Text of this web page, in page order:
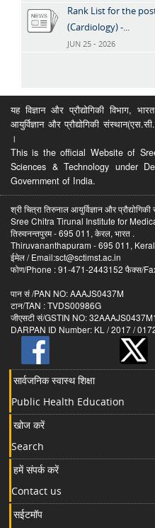
Rank List for the
(Cardiology) -...
JUN 25 - 2026
यह विज्ञान और प्रौद्योगिकी विभाग,
आयुर्विज्ञान और प्रौद्योगिकी
।
This is the official Website of
Sciences & Technology under
Government of India.
श्री चित्रा तिरुनाल आयुर्विज्ञान और
Sree Chitra Tirunal Institute for
तिरुवनन्तपुरम - 695 011, केरल, भारत .
Thiruvananthapuram - 695 011,
ईमेल / Email:sct@sctimst.ac.in
फोण/Phone : 91-471-2443152 फैक्स/
पान सं /PAN NO: AAAJS0437M
टान/TAN : TVDS00986G
जीएसटी सं/GSTIN NO:
DARPAN ID Number: KL / 2017 /
सार्वजनिक स्वास्थ शिक्षा
Public Health Education
खोज करें
Search
हमें संपर्क करें
Contact us
सईटमॉप